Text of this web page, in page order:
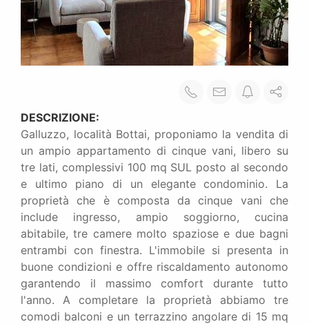
DESCRIZIONE:
Galluzzo, località Bottai, proponiamo la vendita di
un ampio appartamento di cinque vani, libero su
tre lati, complessivi 100 mq SUL posto al secondo
e ultimo piano di un elegante condominio. La
proprietà che è composta da cinque vani che
include ingresso, ampio soggiorno, cucina
abitabile, tre camere molto spaziose e due bagni
entrambi con finestra. L'immobile si presenta in
buone condizioni e offre riscaldamento autonomo
garantendo il massimo comfort durante tutto
l'anno. A completare la proprietà abbiamo tre
comodi balconi e un terrazzino angolare di 15 mq